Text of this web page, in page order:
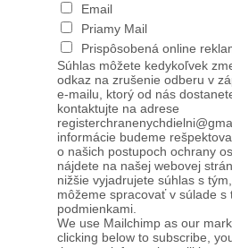
Email
Priamy Mail
Prispôsobená online
Súhlas môžete kedykoľvek
odkaz na zrušenie odberu v
e-mailu, ktorý od nás
kontaktujte na adrese
informácie budeme
o našich postupoch ochrany
nájdete na našej webovej
nižšie vyjadrujete súhlas s
môžeme spracovať v súlade s
podmienkami.
We use Mailchimp as our
clicking below to subscribe,